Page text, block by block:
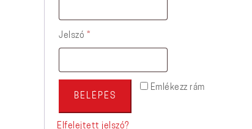
Jelszó *Kötelező
Emlékezz rám
BELÉPÉS
Elfelejtett jelszó?